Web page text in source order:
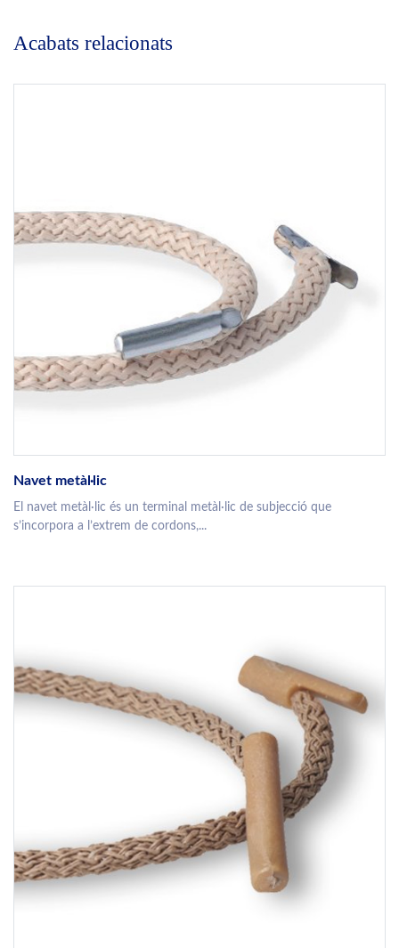
Acabats relacionats
Navet metàl·lic
El navet metàl·lic és un terminal metàl·lic de subjecció que
s’incorpora a l’extrem de cordons,...